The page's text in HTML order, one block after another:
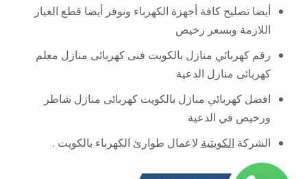
أيضا تصليح كافة أجهزة الكهرباء ونوفر أيضا قطع الغيار
اللازمة وبسعر رخيص
رقم كهربائي منازل بالكويت فنى كهربائى منازل معلم
كهربائى منازل الدعية
افضل كهربائي منازل بالكويت كهربائى منازل شاطر
ورخيص في الدعية
الشركة الكويتية لاعمال طوارئ الكهرباء بالكويت .